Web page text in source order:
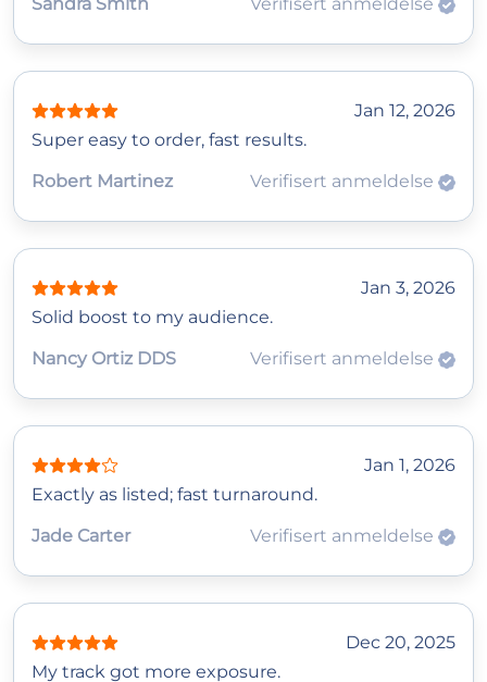
Jan 12, 2026
Super easy to order, fast results.
Robert Martinez
Verifisert anmeldelse
Jan 3, 2026
Solid boost to my audience.
Nancy Ortiz DDS
Verifisert anmeldelse
Jan 1, 2026
Exactly as listed; fast turnaround.
Jade Carter
Verifisert anmeldelse
Dec 20, 2025
My track got more exposure.